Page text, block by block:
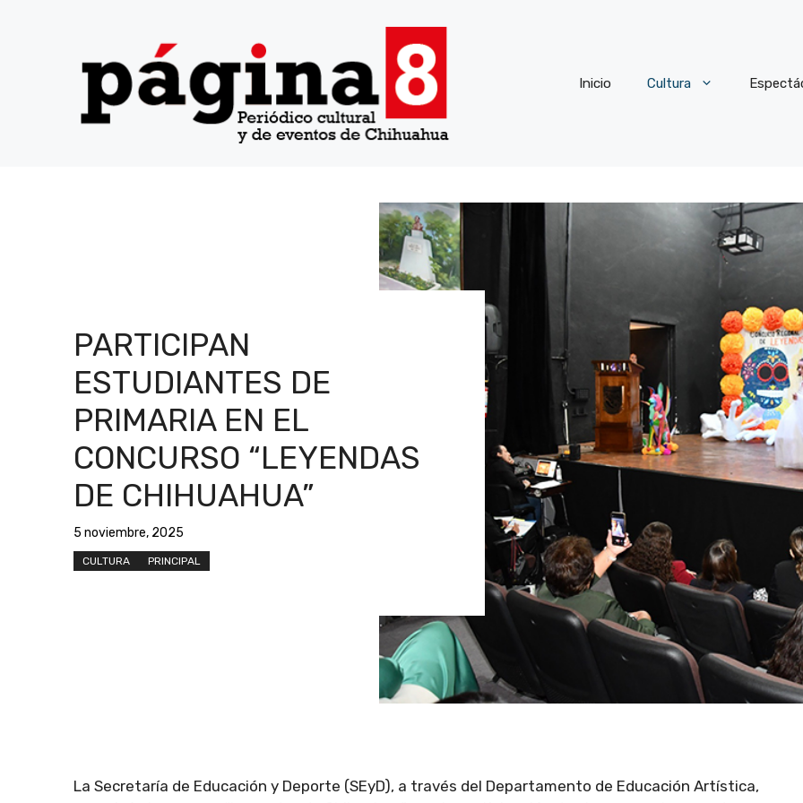
Inicio Cultura
PARTICIPAN
ESTUDIANTES DE
PRIMARIA EN EL
CONCURSO “LEYENDAS
DE CHIHUAHUA”
5 noviembre, 2025
CULTURA PRINCIPAL
La Secretaría de Educación y Deporte (SEyD), a través del Departamento de Educación Artística,